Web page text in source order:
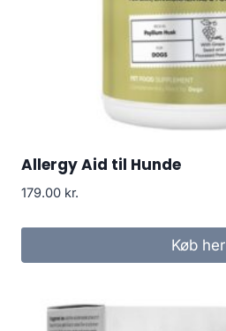
Allergy Aid til Hunde
179.00 kr.
Køb her